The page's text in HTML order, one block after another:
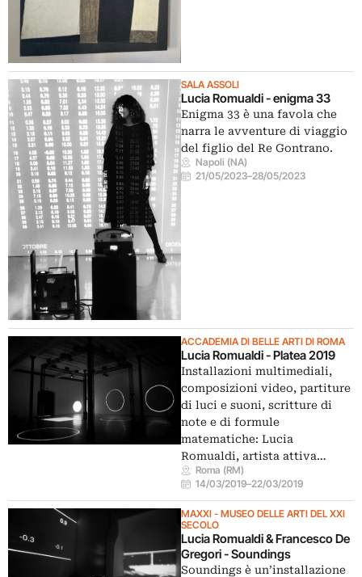
SALA ASSOLI
Lucia Romualdi - enigma 33
Enigma 33 è una favola che
narra le avventure di viaggio
del figlio del Re Gontrano.
Napoli (NA)
21/05/2023–28/05/2023
ACCADEMIA DI BELLE ARTI DI ROMA
Lucia Romualdi - Platea 2019
Installazioni multimediali,
composizioni video, partiture
di luci e suoni, scritture di
note e di formule
matematiche: Lucia
Romualdi, artista attiva…
Roma (RM)
14/03/2019–22/03/2019
MAXXI - MUSEO DELLE ARTI DEL XXI
SECOLO
Lucia Romualdi & Francesco De
Gregori - Soundings
Soundings è un’installazione